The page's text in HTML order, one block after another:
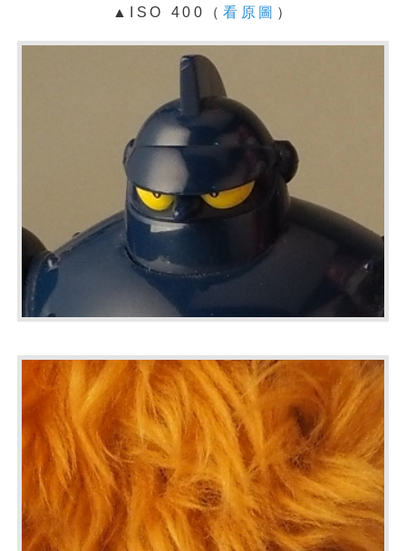
▲ISO 400（ 看原圖 ）